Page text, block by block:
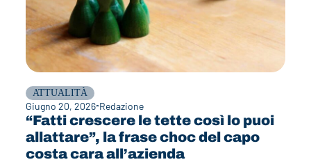
ATTUALITÀ
Giugno 20, 2026 Redazione
“Fatti crescere le tette così lo puoi
allattare”, la frase choc del capo
costa cara all’azienda